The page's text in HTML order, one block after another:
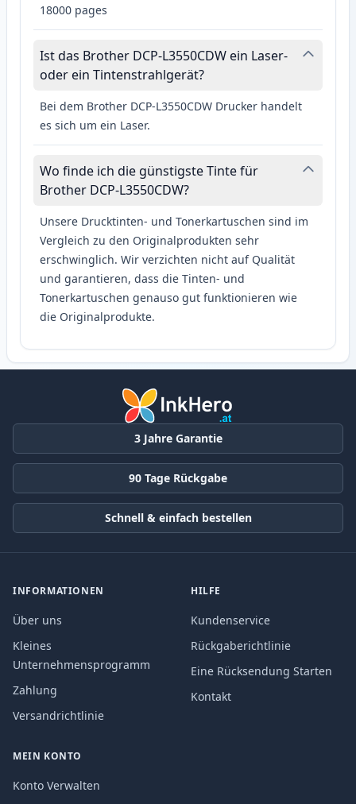
18000 pages
Ist das Brother DCP-L3550CDW ein Laser-
oder ein Tintenstrahlgerät?
Bei dem Brother DCP-L3550CDW Drucker handelt
es sich um ein Laser.
Wo finde ich die günstigste Tinte für
Brother DCP-L3550CDW?
Unsere Drucktinten- und Tonerkartuschen sind im
Vergleich zu den Originalprodukten sehr
erschwinglich. Wir verzichten nicht auf Qualität
und garantieren, dass die Tinten- und
Tonerkartuschen genauso gut funktionieren wie
die Originalprodukte.
3 Jahre Garantie
90 Tage Rückgabe
Schnell & einfach bestellen
INFORMATIONEN
Über uns
Kleines
Unternehmensprogramm
Zahlung
Versandrichtlinie
HILFE
Kundenservice
Rückgaberichtlinie
Eine Rücksendung Starten
Kontakt
MEIN KONTO
Konto Verwalten